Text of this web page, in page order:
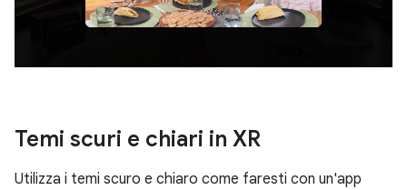
Temi scuri e chiari in XR
Utilizza i temi scuro e chiaro come faresti con un'app